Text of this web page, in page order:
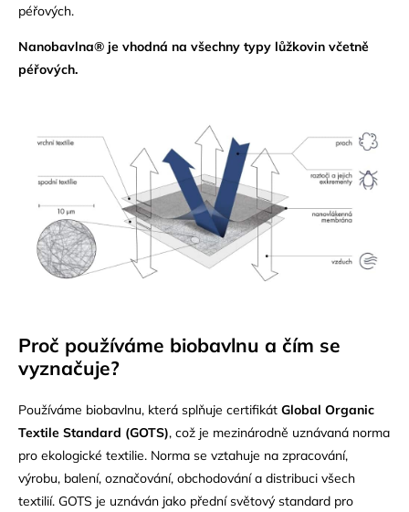
péřových.
Nanobavlna® je vhodná na všechny typy lůžkovin včetně
péřových.
Proč používáme biobavlnu a čím se
vyznačuje?
Používáme biobavlnu, která splňuje certifikát Global Organic
Textile Standard (GOTS), což je mezinárodně uznávaná norma
pro ekologické textilie. Norma se vztahuje na zpracování,
výrobu, balení, označování, obchodování a distribuci všech
textilií. GOTS je uznáván jako přední světový standard pro